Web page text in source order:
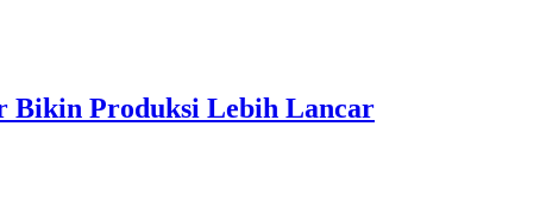
Bikin Produksi Lebih Lancar